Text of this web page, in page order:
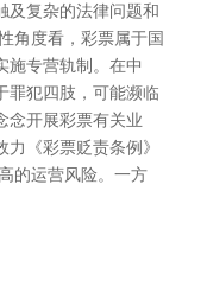
及复杂的法律问题和
角度看，彩票属于国
施专营轨制。在中
罪犯四肢，可能濒临
念开展彩票有关业
《彩票贬责条例》
的运营风险。一方